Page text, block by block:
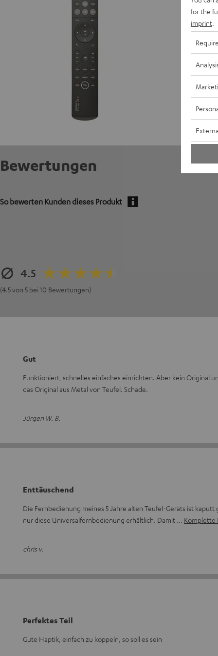
Bewertungen
So bewerten Kunden dieses Produkt
4.5
(4.5 von 5 bei 10 Bewertungen)
Gut
Funktioniert, schnelles einfaches einrichten. Aber kein Original
das Original aus Metal von Teufel. Schade.
Jürgen W. B.
Enttäuschend
Die Fernbedienung meines 5 Jahre alten Teufel-Geräts ist kaputt
nur diese Universalfernbedienung erhältlich. Damit
Komplette
chris v.
Perfektes Teil
Gute Haptik, einfach zu koppeln, so soll es sein
for the
imprint